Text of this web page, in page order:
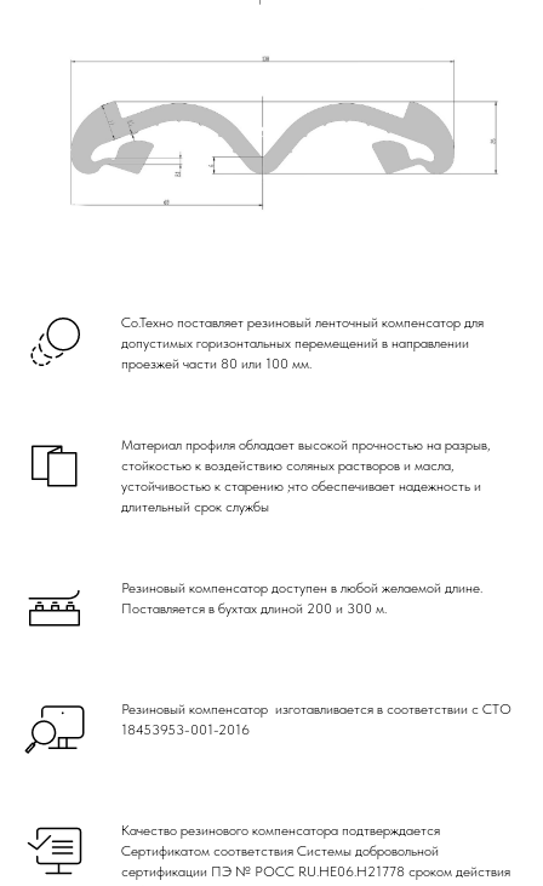
Со.Техно поставляет резиновый ленточный компенсатор для
допусти­мых горизонтальных перемещений в направлении
проезжей части 80 или 100 мм.
Материал профиля обладает высокой прочностью на разрыв,
стойкостью к воздействию соляных растворов и масла,
устойчивостью к старению ,что обеспечивает надежность и
длительный срок службы
Резиновый компенсатор доступен в любой желае­мой длине.
Поставляется в бухтах длиной 200 и 300 м.
Резиновый компенсатор изготавливается в соответствии с СТО
18453953-001-2016
Качество резинового компенсатора подтверждается
Сертификатом соответствия Системы добровольной
сертификации ПЭ № РОСС RU.НЕ06.Н21778 сроком действия